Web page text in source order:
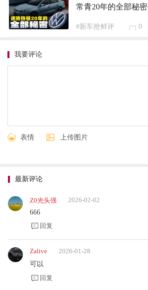
常青20年的全部秘密
#新车抢鲜评 0
我要评论
表情 上传图片
最新评论
Z0光头强 2026-02-02
666
回复
Zalive 2026-01-28
可以
回复